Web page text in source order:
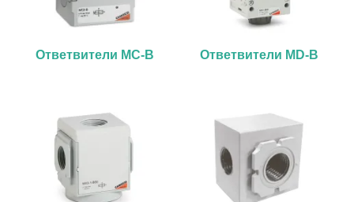
Ответвители MC-B Ответвители MD-B